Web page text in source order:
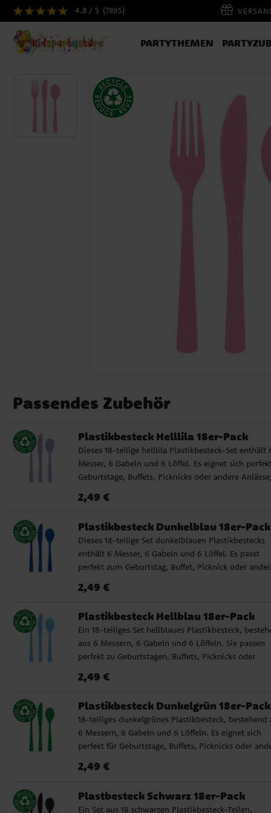
4.8 / 5 (7895)
PARTYTHEMEN
Passendes Zubehör
Plastikbesteck Helllila 18er-Pack
Dieses 18-teilige helllila Plastikbesteck-Set enthält
Messer, 6 Gabeln und 6 Löffel. Es eignet sich
Geburtstage, Buffets, Picknicks oder andere Anlässe,
farbenfroh decken möchten. ✓ Enthält 6 Messer, 6
spülmaschinenfest
Preis: 2,49 €
2,49 €
Plastikbesteck Dunkelblau 18er-Pack
Dieses 18-teilige Set dunkelblauen Plastikbestecks
enthält 6 Messer, 6 Gabeln und 6 Löffel. Es passt
perfekt zum Geburtstag, Buffet, Picknick oder
farbenfroh decken möchten. ✓ Enthält 6 Messer, 6
spülmaschinenfest
Preis: 2,49 €
2,49 €
Plastikbesteck Hellblau 18er-Pack
Ein 18-teiliges Set hellblaues Plastikbesteck,
aus 6 Messern, 6 Gabeln und 6 Löffeln. Sie passen
perfekt zu Geburtstagen, Buffets, Picknicks oder
farbenfroh decken möchten. ✓ Enthält 6 Messer, 6
spülmaschinenfest
Preis: 2,49 €
2,49 €
Plastikbesteck Dunkelgrün 18er-Pack
18-teiliges dunkelgrünes Plastikbesteck, bestehend
6 Messern, 6 Gabeln und 6 Löffeln. Es eignet sich
perfekt für Geburtstage, Buffets, Picknicks oder
farbenfroh eindecken möchten. ✓ Enthält 6 Messer,
spülmaschinenfest
Preis: 2,49 €
2,49 €
Plastbesteck Schwarz 18er-Pack
Ein Set aus 18 schwarzen Plastikbesteck-Teilen,